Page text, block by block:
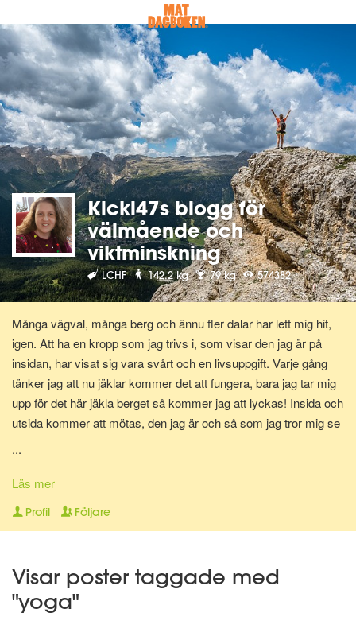
Kicki47s blogg för
välmående och
viktminskning
LCHF 142.2 kg 79 kg 574382
Många vägval, många berg och ännu fler dalar har lett mig hit,
igen. Att ha en kropp som jag trivs i, som visar den jag är på
insidan, har visat sig vara svårt och en livsuppgift. Varje gång
tänker jag att nu jäklar kommer det att fungera, bara jag tar mig
upp för det här jäkla berget så kommer jag att lyckas! Insida och
utsida kommer att mötas, den jag är och så som jag tror mig se
Det hårda arbetet och den stränga disciplinen ger resultat och vi
möts, där i spegeln. Men...så händer något, livet ger mig en hård
knuff och jag faller. Faller för frestelsen och utför bergets kant.
fot, hårt, hårt. Orkar inte klättra igen, fastnar ett tag. Finner så
styrkan i att jag inte uthärdar skillnaden, skillnaden mellan utsida
...
Läs mer
Profil Följare
Visar poster taggade med
"yoga"